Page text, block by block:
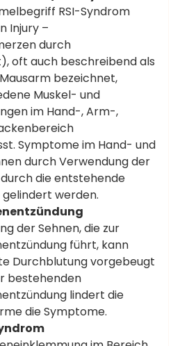
RSI-Syndrom
Injury –
durch
oft auch beschreibend als
bezeichnet,
Muskel- und
im Hand-, Arm-,
Symptome im Hand- und
durch Verwendung der
die entstehende
werden.
der Sehnen, die zur
führt, kann
Durchblutung vorgebeugt
bestehenden
lindert die
die Symptome.